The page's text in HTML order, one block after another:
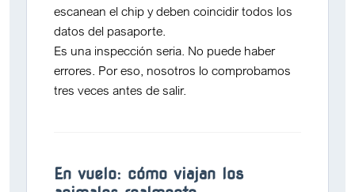
escanean el chip y deben coincidir todos los
datos del pasaporte.
Es una inspección seria. No puede haber
errores. Por eso, nosotros lo comprobamos
tres veces antes de salir.
En vuelo: cómo viajan los